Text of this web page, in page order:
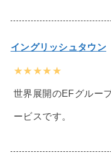
イングリッシュタウン
★★★★★
世界展開のEFグルー
ービスです。